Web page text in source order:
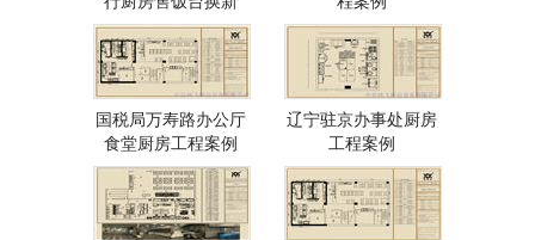
国税局万寿路办公厅
食堂厨房工程案例
辽宁驻京办事处厨房
工程案例